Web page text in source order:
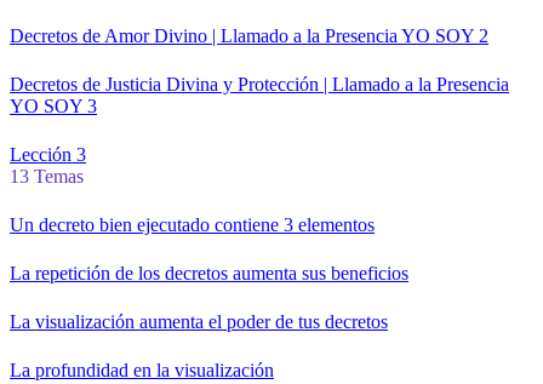
Decretos de Amor Divino | Llamado a la Presencia YO SOY 2
Decretos de Justicia Divina y Protección | Llamado a la Presencia
YO SOY 3
Lección 3
13 Temas
Un decreto bien ejecutado contiene 3 elementos
La repetición de los decretos aumenta sus beneficios
La visualización aumenta el poder de tus decretos
La profundidad en la visualización